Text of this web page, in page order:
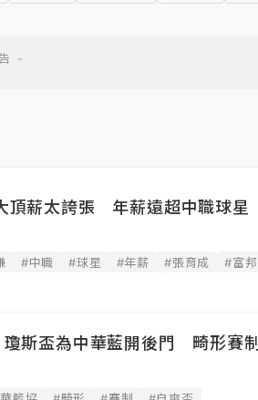
頂薪太誇張 年薪遠超中職球星
#中職 #球星 #年薪 #張育成
#富
斯盃為中華藍開後門 畸形賽制